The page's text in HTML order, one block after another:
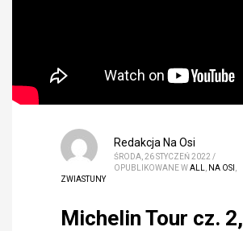
Redakcja Na Osi
ŚRODA, 26 STYCZEŃ 2022 /
OPUBLIKOWANE WALL NA OSI
ZWIASTUNY
Michelin Tour cz. 2,